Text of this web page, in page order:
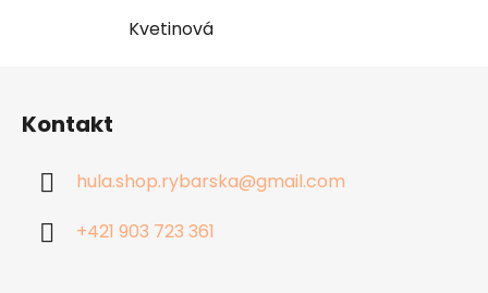
Kvetinová
Kontakt
hula.shop.rybarska@gmail.com
+421 903 723 361